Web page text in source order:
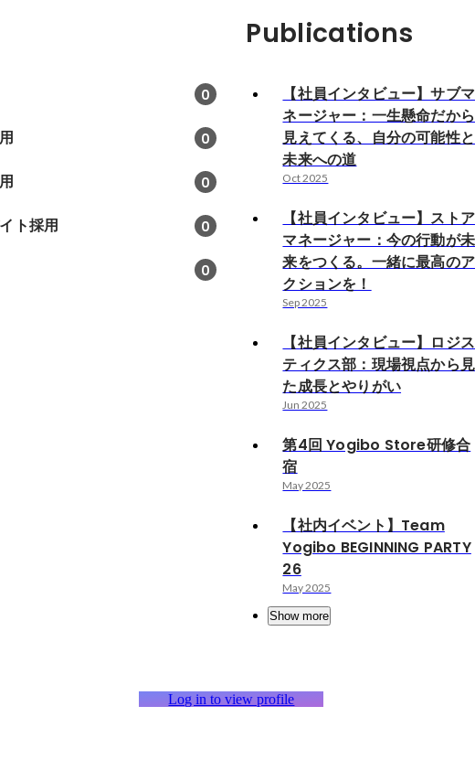
0
0
0
ト採用 0
0
Publications
【社員インタビュー】サブマ
ネージャー：一生懸命だから
見えてくる、自分の可能性と
未来への道
Oct 2025
【社員インタビュー】ストア
マネージャー：今の行動が未
来をつくる。一緒に最高のア
クションを！
Sep 2025
【社員インタビュー】ロジス
ティクス部：現場視点から見
た成長とやりがい
Jun 2025
第4回 Yogibo Store研修合
宿
May 2025
【社内イベント】Team
Yogibo BEGINNING PARTY
26
May 2025
Show more
Log in to view profile